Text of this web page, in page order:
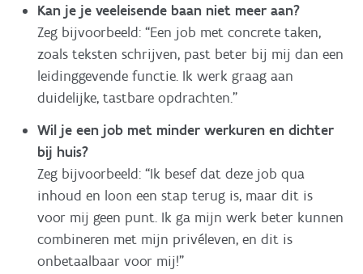
Kan je je veeleisende baan niet meer aan?
Zeg bijvoorbeeld: “Een job met concrete taken,
zoals teksten schrijven, past beter bij mij dan een
leidinggevende functie. Ik werk graag aan
duidelijke, tastbare opdrachten.”
Wil je een job met minder werkuren en dichter
bij huis?
Zeg bijvoorbeeld: “Ik besef dat deze job qua
inhoud en loon een stap terug is, maar dit is
voor mij geen punt. Ik ga mijn werk beter kunnen
combineren met mijn privéleven, en dit is
onbetaalbaar voor mij!”